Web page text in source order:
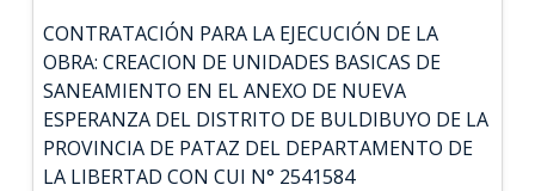
CONTRATACIÓN PARA LA EJECUCIÓN DE LA
OBRA: CREACION DE UNIDADES BASICAS DE
SANEAMIENTO EN EL ANEXO DE NUEVA
ESPERANZA DEL DISTRITO DE BULDIBUYO DE LA
PROVINCIA DE PATAZ DEL DEPARTAMENTO DE
LA LIBERTAD CON CUI N° 2541584